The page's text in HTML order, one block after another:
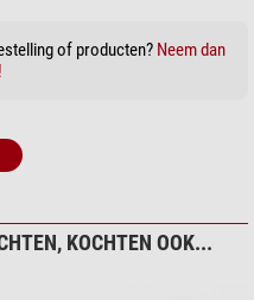
of producten? Neem dan
KOCHTEN OOK...